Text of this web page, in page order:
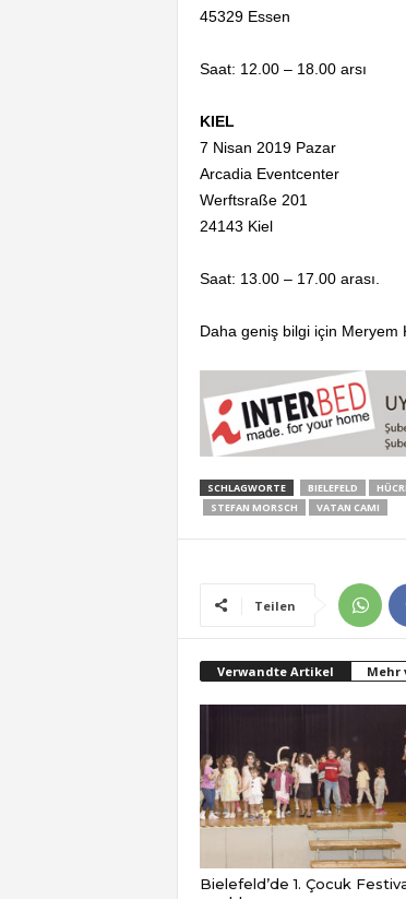
45329 Essen
Saat: 12.00 – 18.00 arsı
KIEL
7 Nisan 2019 Pazar
Arcadia Eventcenter
Werftsraße 201
24143 Kiel
Saat: 13.00 – 17.00 arası.
Daha geniş bilgi için Meryem
SCHLAGWORTE BIELEFELD
STEFAN MORSCH
VATAN CAMI
Teilen
Verwandte Artikel Mehr
Bielefeld’de 1. Çocuk